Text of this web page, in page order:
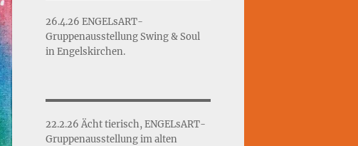
26.4.26 ENGELsART-
Gruppenausstellung Swing & Soul
in Engelskirchen.
22.2.26 Ächt tierisch, ENGELsART-
Gruppenausstellung im alten